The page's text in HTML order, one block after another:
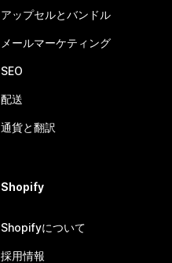
アップセルとバンドル
メールマーケティング
SEO
配送
通貨と翻訳
Shopify
Shopifyについて
採用情報